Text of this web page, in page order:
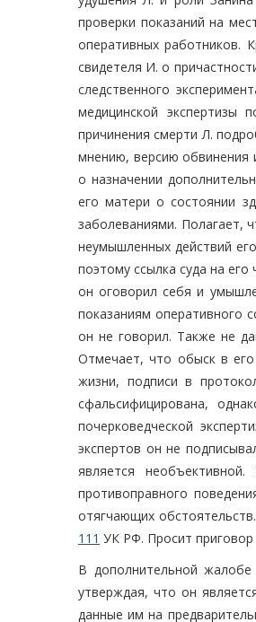
проверки показаний на
оперативных работников.
свидетеля И. о
следственного
медицинской экспертизы
причинения смерти Л.
мнению, версию обвинения
о назначении
его матери о состоянии
заболеваниями. Полагает,
неумышленных действий
поэтому ссылка суда на
он оговорил себя и
показаниям оперативного
он не говорил. Также не
Отмечает, что обыск в
жизни, подписи в
сфальсифицирована,
почерковедческой
экспертов он не
является
противоправного
отягчающих
111 УК РФ. Просит приговор
В дополнительной жалобе
утверждая, что он
данные им на